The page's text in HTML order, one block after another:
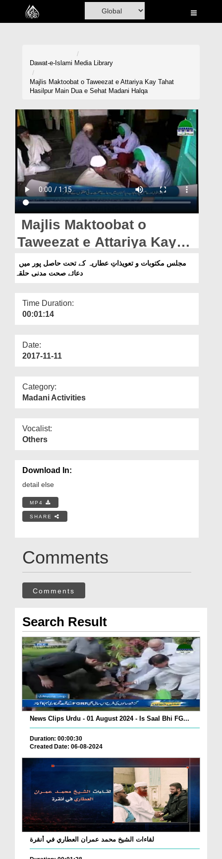
Home
Madani Channel
Volunteer Portal
Rohani Ilaj
Donation
Blog
Magazine
Departments
Our Websites
More
Dawat-e-Islami Media Library
Majlis Maktoobat o Taweezat e Attariya Kay Tahat
Hasilpur Main Dua e Sehat Madani Halqa
Majlis Maktoobat o
Taweezat e Attariya Kay
Tahat Hasilpur Main Dua e
Sehat Madani Halqa
دعائے صحت مدنی حلقہ
Time Duration:
00:01:14
Date:
2017-11-11
Category:
Madani Activities
Vocalist:
Others
Download In:
detail else
MP4
SHARE
Comments
Comments
Search Result
News Clips Urdu - 01 August 2024 - Is Saal Bhi FG...
Duration: 00:00:30
Created Date: 06-08-2024
لقاءات الشيخ محمد عمران العطاري في أنقرة